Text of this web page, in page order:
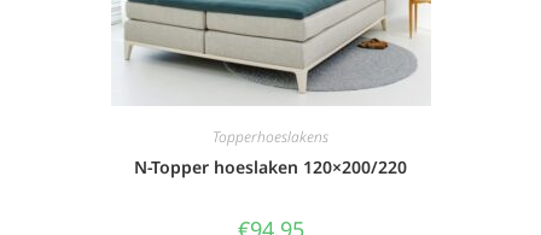
Topperhoeslakens
N-Topper hoeslaken 120×200/220
€94,95